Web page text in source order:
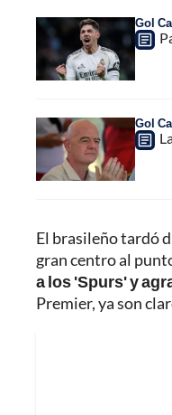
Gol
Gol
El brasileño tardó
gran centro al
a los 'Spurs' y
Premier, ya son